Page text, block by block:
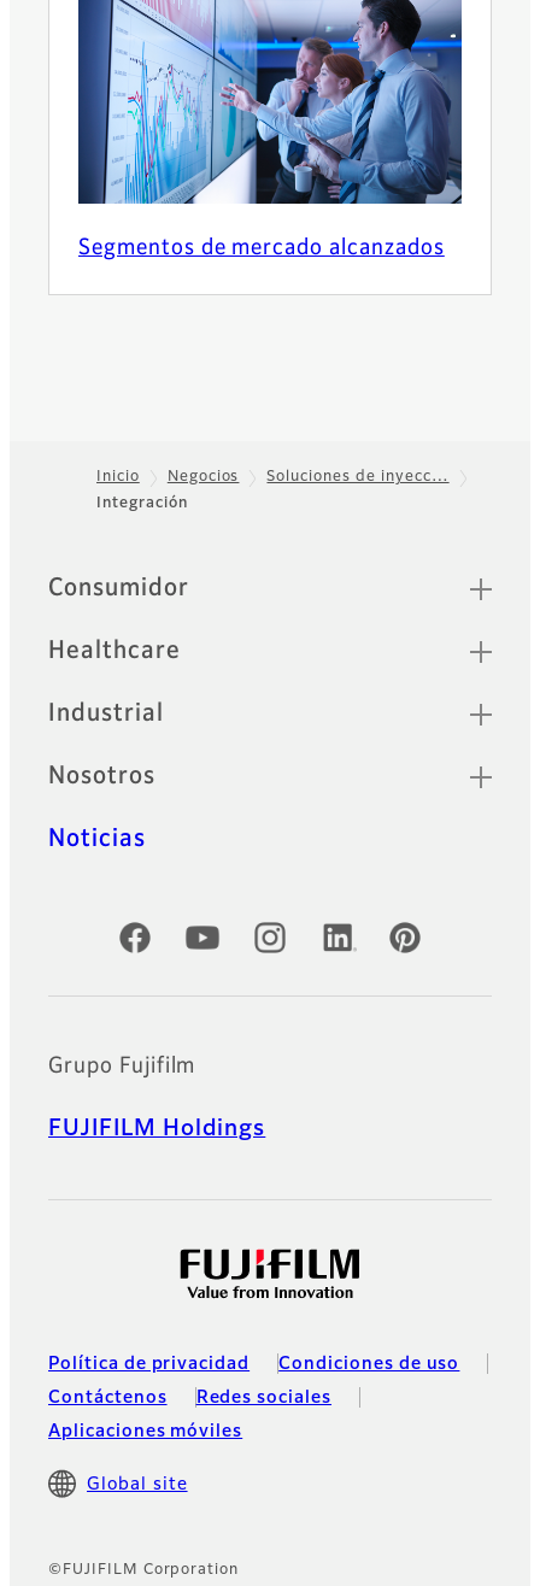
Segmentos de mercado alcanzados
Footer
Inicio Negocios
Soluciones de inyecc…
Integración
Sitemap
Consumidor
Healthcare
Industrial
Nosotros
Noticias
Cuentas oficiales de redes sociales
Grupo Fujifilm
FUJIFILM Holdings
Política de privacidad
Condiciones de uso
Contáctenos
Redes sociales
Aplicaciones móviles
Global site
©FUJIFILM Corporation